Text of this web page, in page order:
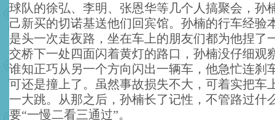
球队的徐弘、李明、张恩华等几个人搞聚会，孙
己新买的切诺基送他们回宾馆。孙楠的行车经验
是头一次走夜路，坐在车上的朋友们都为他捏了
交桥下一处四面闪着黄灯的路口，孙楠没仔细观
谁知正巧从另一个方向闪出一辆车，他急忙连刹
可还是撞上了。虽然事故损失不大，可着实把车
一大跳。从那之后，孙楠长了记性，不管路过什
要“一慢二看三通过”。